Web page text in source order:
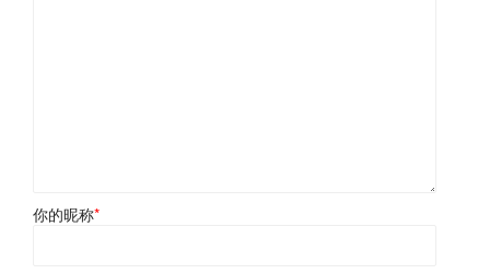
你的昵称*